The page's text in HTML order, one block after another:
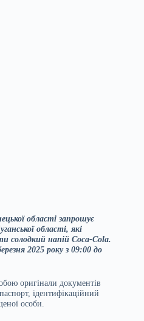
області запрошує
області, які
солодкий напій Coca-Cola.
2025 року з 09:00 до
оригінали документів
ідентифікаційний
особи.